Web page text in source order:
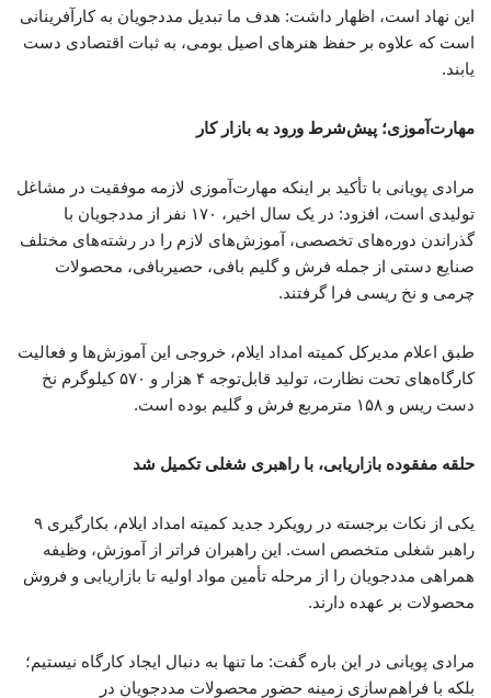
این نهاد است، اظهار داشت: هدف ما تبدیل مددجویان به کارآفرینانی
است که علاوه بر حفظ هنرهای اصیل بومی، به ثبات اقتصادی دست
یابند.
مهارت‌آموزی؛ پیش‌شرط ورود به بازار کار
مرادی پویانی با تأکید بر اینکه مهارت‌آموزی لازمه موفقیت در مشاغل
تولیدی است، افزود: در یک سال اخیر، ۱۷۰ نفر از مددجویان با
گذراندن دوره‌های تخصصی، آموزش‌های لازم را در رشته‌های مختلف
صنایع دستی از جمله فرش و گلیم بافی، حصیربافی، محصولات
چرمی و نخ ریسی فرا گرفتند.
طبق اعلام مدیرکل کمیته امداد ایلام، خروجی این آموزش‌ها و فعالیت
کارگاه‌های تحت نظارت، تولید قابل‌توجه ۴ هزار و ۵۷۰ کیلوگرم نخ
دست ریس و ۱۵۸ مترمربع فرش و گلیم بوده است.
حلقه مفقوده بازاریابی، با راهبری شغلی تکمیل شد
یکی از نکات برجسته در رویکرد جدید کمیته امداد ایلام، بکارگیری ۹
راهبر شغلی متخصص است. این راهبران فراتر از آموزش، وظیفه
همراهی مددجویان را از مرحله تأمین مواد اولیه تا بازاریابی و فروش
محصولات بر عهده دارند.
مرادی پویانی در این باره گفت: ما تنها به دنبال ایجاد کارگاه نیستیم؛
بلکه با فراهم‌سازی زمینه حضور محصولات مددجویان در